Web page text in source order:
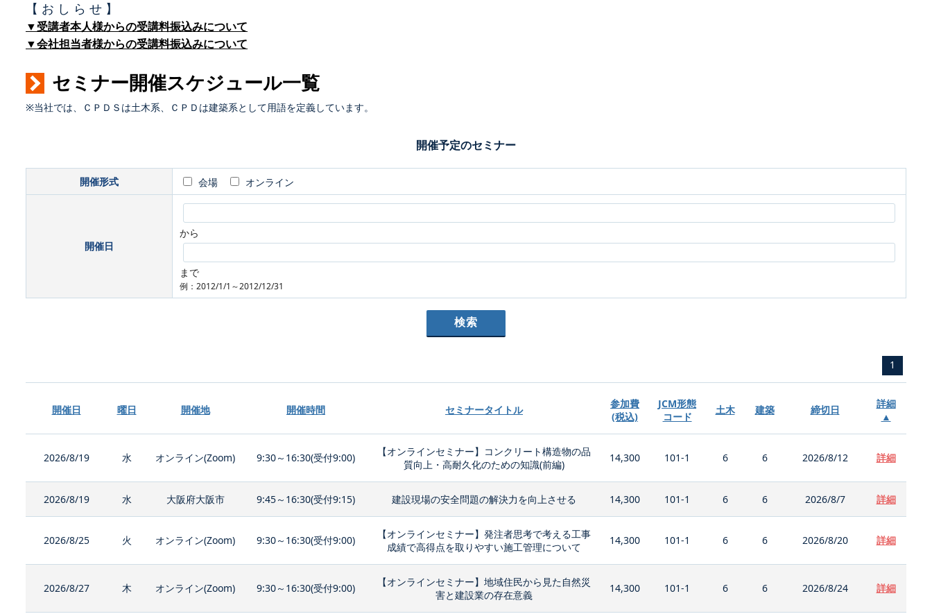
【 お し ら せ 】
▼受講者本人様からの受講料振込みについて
▼会社担当者様からの受講料振込みについて
セミナー開催スケジュール一覧
※当社では、ＣＰＤＳは土木系、ＣＰＤは建築系として用語を定義しています。
開催予定のセミナー
開催形式 会場 オンライン
開催日
から
まで
例：2012/1/1～2012/12/31
1
開催日 曜日 開催地 開催時間 セミナータイトル
参加費
(税込)
JCM形態
コード
土木 建築 締切日
詳細
▲
2026/8/19 水 オンライン(Zoom) 9:30～16:30(受付9:00)
【オンラインセミナー】コンクリート構造物の品
質向上・高耐久化のための知識(前編)
14,300 101-1 6 6 2026/8/12 詳細
2026/8/19 水 大阪府大阪市 9:45～16:30(受付9:15) 建設現場の安全問題の解決力を向上させる 14,300 101-1 6 6 2026/8/7 詳細
2026/8/25 火 オンライン(Zoom) 9:30～16:30(受付9:00)
【オンラインセミナー】発注者思考で考える工事
成績で高得点を取りやすい施工管理について
14,300 101-1 6 6 2026/8/20 詳細
2026/8/27 木 オンライン(Zoom) 9:30～16:30(受付9:00)
【オンラインセミナー】地域住民から見た自然災
害と建設業の存在意義
14,300 101-1 6 6 2026/8/24 詳細